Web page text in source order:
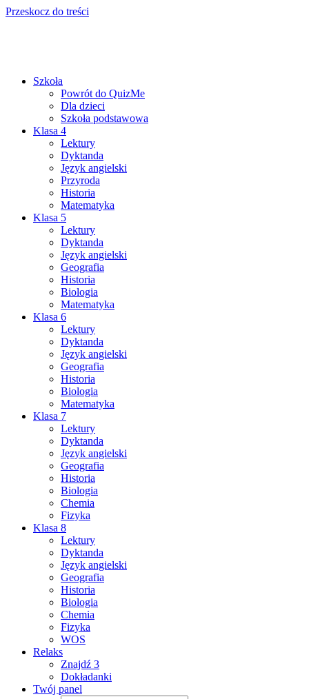
Przeskocz do treści
Szkoła
Powrót do QuizMe
Dla dzieci
Szkoła podstawowa
Klasa 4
Lektury
Dyktanda
Język angielski
Przyroda
Historia
Matematyka
Klasa 5
Lektury
Dyktanda
Język angielski
Geografia
Historia
Biologia
Matematyka
Klasa 6
Lektury
Dyktanda
Język angielski
Geografia
Historia
Biologia
Matematyka
Klasa 7
Lektury
Dyktanda
Język angielski
Geografia
Historia
Biologia
Chemia
Fizyka
Klasa 8
Lektury
Dyktanda
Język angielski
Geografia
Historia
Biologia
Chemia
Fizyka
WOS
Relaks
Znajdź 3
Dokładanki
Twój panel